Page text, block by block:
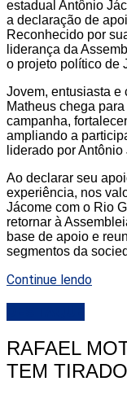
estadual Antônio
a declaração de
Reconhecido por
liderança da
o projeto político de
Jovem, entusiasta e
Matheus chega
campanha,
ampliando a
liderado por Antônio
Ao declarar seu
experiência, nos
Jácome com o Rio
retornar à
base de apoio e
segmentos da
Continue lendo
RAFAEL
TEM